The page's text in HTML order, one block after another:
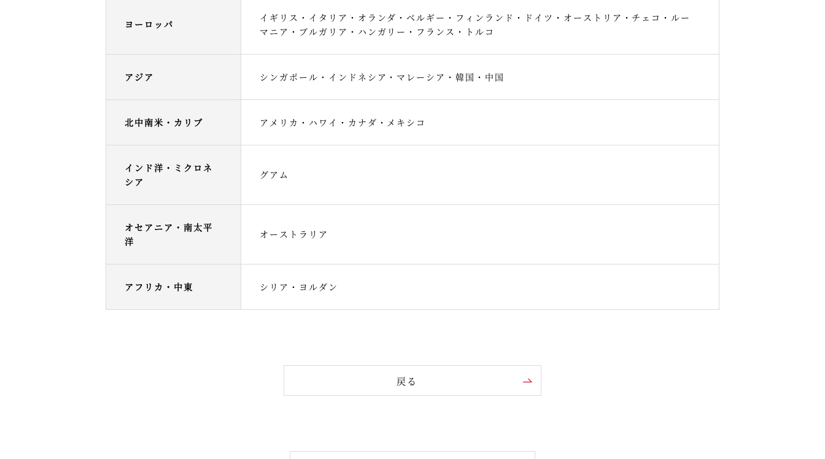
ヨーロッパ
イギリス・イタリア・オランダ・ベルギー・フィンランド・ドイツ・オーストリア・チェコ・ルー
マニア・ブルガリア・ハンガリー・フランス・トルコ
アジア シンガポール・インドネシア・マレーシア・韓国・中国
北中南米・カリブ アメリカ・ハワイ・カナダ・メキシコ
インド洋・ミクロネ
シア
グアム
オセアニア・南太平
洋
オーストラリア
アフリカ・中東 シリア・ヨルダン
戻る